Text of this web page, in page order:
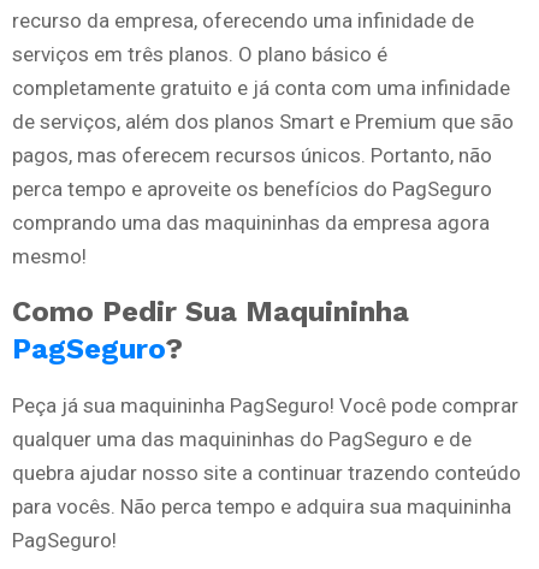
recurso da empresa, oferecendo uma infinidade de
serviços em três planos. O plano básico é
completamente gratuito e já conta com uma infinidade
de serviços, além dos planos Smart e Premium que são
pagos, mas oferecem recursos únicos. Portanto, não
perca tempo e aproveite os benefícios do PagSeguro
comprando uma das maquininhas da empresa agora
mesmo!
Como Pedir Sua Maquininha
PagSeguro?
Peça já sua maquininha PagSeguro! Você pode comprar
qualquer uma das maquininhas do PagSeguro e de
quebra ajudar nosso site a continuar trazendo conteúdo
para vocês. Não perca tempo e adquira sua maquininha
PagSeguro!